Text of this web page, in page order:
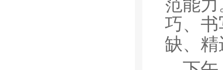
巧、
缺、